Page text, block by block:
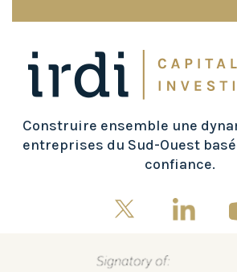
Construire ensemble une
entreprises du Sud-Ouest
confiance.